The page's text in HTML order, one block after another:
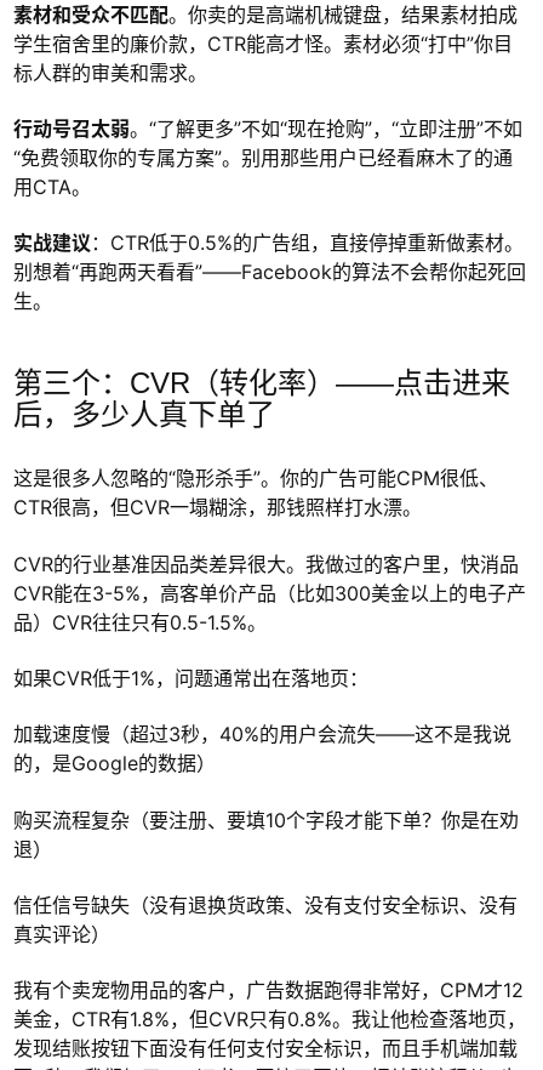
素材和受众不匹配。你卖的是高端机械键盘，结果素材拍成
学生宿舍里的廉价款，CTR能高才怪。素材必须“打中”你目
标人群的审美和需求。
行动号召太弱。“了解更多”不如“现在抢购”，“立即注册”不如
“免费领取你的专属方案”。别用那些用户已经看麻木了的通
用CTA。
实战建议 ：CTR低于0.5%的广告组，直接停掉重新做素材。
别想着“再跑两天看看”——Facebook的算法不会帮你起死回
生。
第三个：CVR（转化率）——点击进来
后，多少人真下单了
这是很多人忽略的“隐形杀手”。你的广告可能CPM很低、
CTR很高，但CVR一塌糊涂，那钱照样打水漂。
CVR的行业基准因品类差异很大。我做过的客户里，快消品
CVR能在3-5%，高客单价产品（比如300美金以上的电子产
品）CVR往往只有0.5-1.5%。
如果CVR低于1%，问题通常出在落地页：
加载速度慢（超过3秒，40%的用户会流失——这不是我说
的，是Google的数据）
购买流程复杂（要注册、要填10个字段才能下单？你是在劝
退）
信任信号缺失（没有退换货政策、没有支付安全标识、没有
真实评论）
我有个卖宠物用品的客户，广告数据跑得非常好，CPM才12
美金，CTR有1.8%，但CVR只有0.8%。我让他检查落地页，
发现结账按钮下面没有任何支付安全标识，而且手机端加载